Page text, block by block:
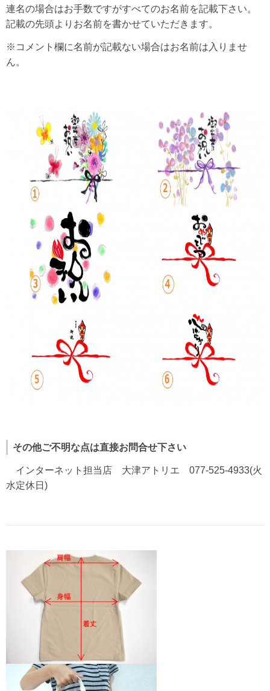
連名の場合はお手数ですがすべてのお名前を記載下さい。
記載の先頭よりお名前を書かせていただきます。
※コメント欄に名前が記載ない場合はお名前は入りませ
ん。
その他ご不明な点は直接お問合せ下さい
インターネット担当店 大津アトリエ 077-525-4933(火
水定休日)